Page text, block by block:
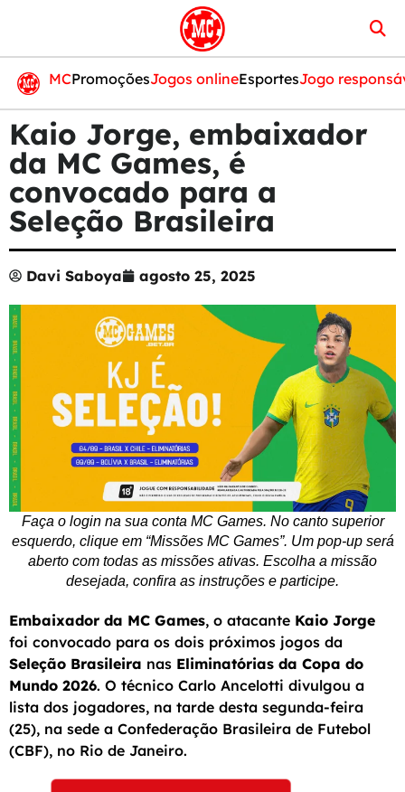
MCPromoçõesJogos onlineEsportesJogo
Kaio Jorge, embaixador
da MC Games, é
convocado para a
Seleção Brasileira
Davi Saboya agosto 25, 2025
Faça o login na sua conta MC Games. No canto superior
esquerdo, clique em “Missões MC Games”. Um pop-up será
aberto com todas as missões ativas. Escolha a missão
desejada, confira as instruções e participe.
Embaixador da MC Games, o atacante Kaio Jorge
foi convocado para os dois próximos jogos da
Seleção Brasileira nas Eliminatórias da Copa do
Mundo 2026. O técnico Carlo Ancelotti divulgou a
lista dos jogadores, na tarde desta segunda-feira
(25), na sede a Confederação Brasileira de Futebol
(CBF), no Rio de Janeiro.